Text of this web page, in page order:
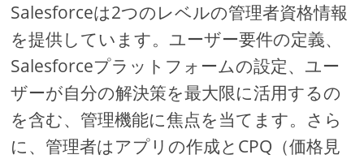
Salesforceは2つのレベルの管理者資格情報
を提供しています。ユーザー要件の定義、
Salesforceプラットフォームの設定、ユー
ザーが自分の解決策を最大限に活用するの
を含む、管理機能に焦点を当てます。さら
に、管理者はアプリの作成とCPQ（価格見